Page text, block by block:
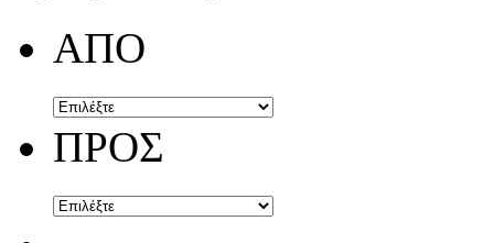
ΑΠΟ
ΠΡΟΣ